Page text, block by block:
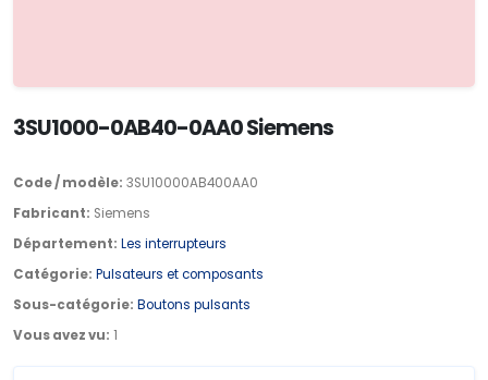
3SU1000-0AB40-0AA0 Siemens
Code / modèle: 3SU10000AB400AA0
Fabricant: Siemens
Département: Les interrupteurs
Catégorie: Pulsateurs et composants
Sous-catégorie: Boutons pulsants
Vous avez vu: 1